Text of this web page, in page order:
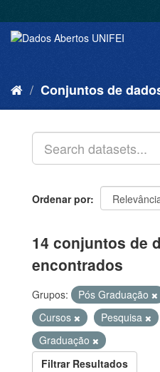
Conjuntos de
Ordenar por
14 conjuntos de
encontrados
Grupos: Pós Graduação
Cursos
Pesquisa
Graduação
Filtrar Resultados